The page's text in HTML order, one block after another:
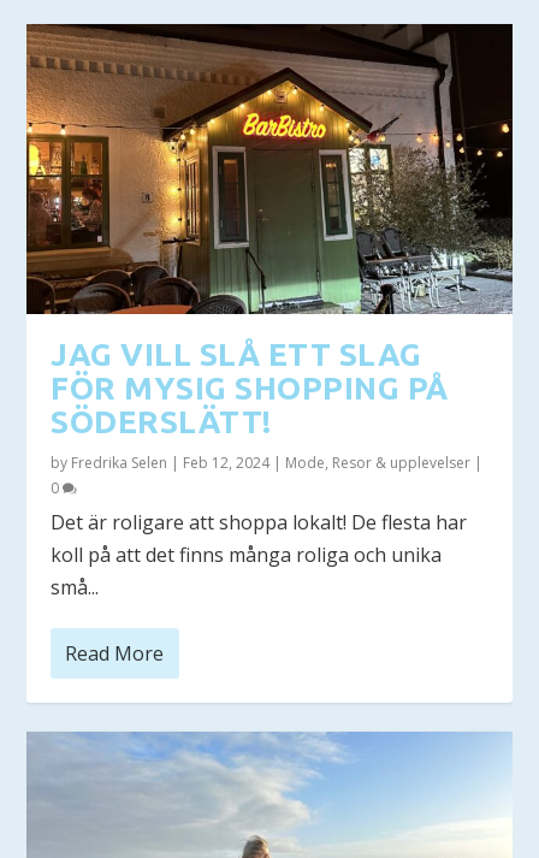
JAG VILL SLÅ ETT SLAG
FÖR MYSIG SHOPPING PÅ
SÖDERSLÄTT!
by Fredrika Selen | Feb 12, 2024| Mode, Resor & upplevelser |
0
Det är roligare att shoppa lokalt! De flesta har
koll på att det finns många roliga och unika
små...
Read More